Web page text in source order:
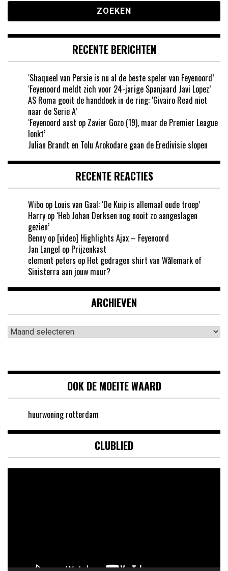
RECENTE BERICHTEN
‘Shaqueel van Persie is nu al de beste speler van Feyenoord’
‘Feyenoord meldt zich voor 24-jarige Spanjaard Javi Lopez’
AS Roma gooit de handdoek in de ring: ‘Givairo Read niet
naar de Serie A’
‘Feyenoord aast op Zavier Gozo (19), maar de Premier League
lonkt’
Julian Brandt en Tolu Arokodare gaan de Eredivisie slopen
RECENTE REACTIES
Wibo op Louis van Gaal: ‘De Kuip is allemaal oude troep’
Harry op ‘Heb Johan Derksen nog nooit zo aangeslagen
gezien’
Benny op [video] Highlights Ajax – Feyenoord
Jan Langel op Prijzenkast
clement peters op Het gedragen shirt van Wålemark of
Sinisterra aan jouw muur?
ARCHIEVEN
Archieven
OOK DE MOEITE WAARD
huurwoning rotterdam
CLUBLIED